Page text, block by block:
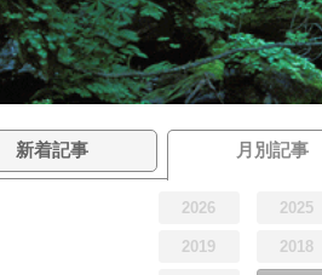
新着記事 月別記事
2026 2025
2019 2018